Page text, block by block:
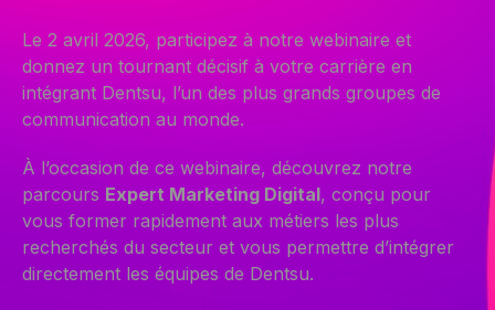
Le 2 avril 2026, participez à notre webinaire et
donnez un tournant décisif à votre carrière en
intégrant Dentsu, l’un des plus grands groupes de
communication au monde.
À l’occasion de ce webinaire, découvrez notre
parcours Expert Marketing Digital, conçu pour
vous former rapidement aux métiers les plus
recherchés du secteur et vous permettre d’intégrer
directement les équipes de Dentsu.